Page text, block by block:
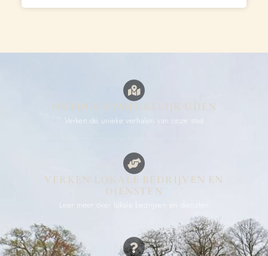
ONTDEK OPMERKELIJK UDEN
Verken de unieke verhalen van onze stad
VERKEN LOKALE BEDRIJVEN EN
DIENSTEN
Leer meer over lokale bedrijven en diensten